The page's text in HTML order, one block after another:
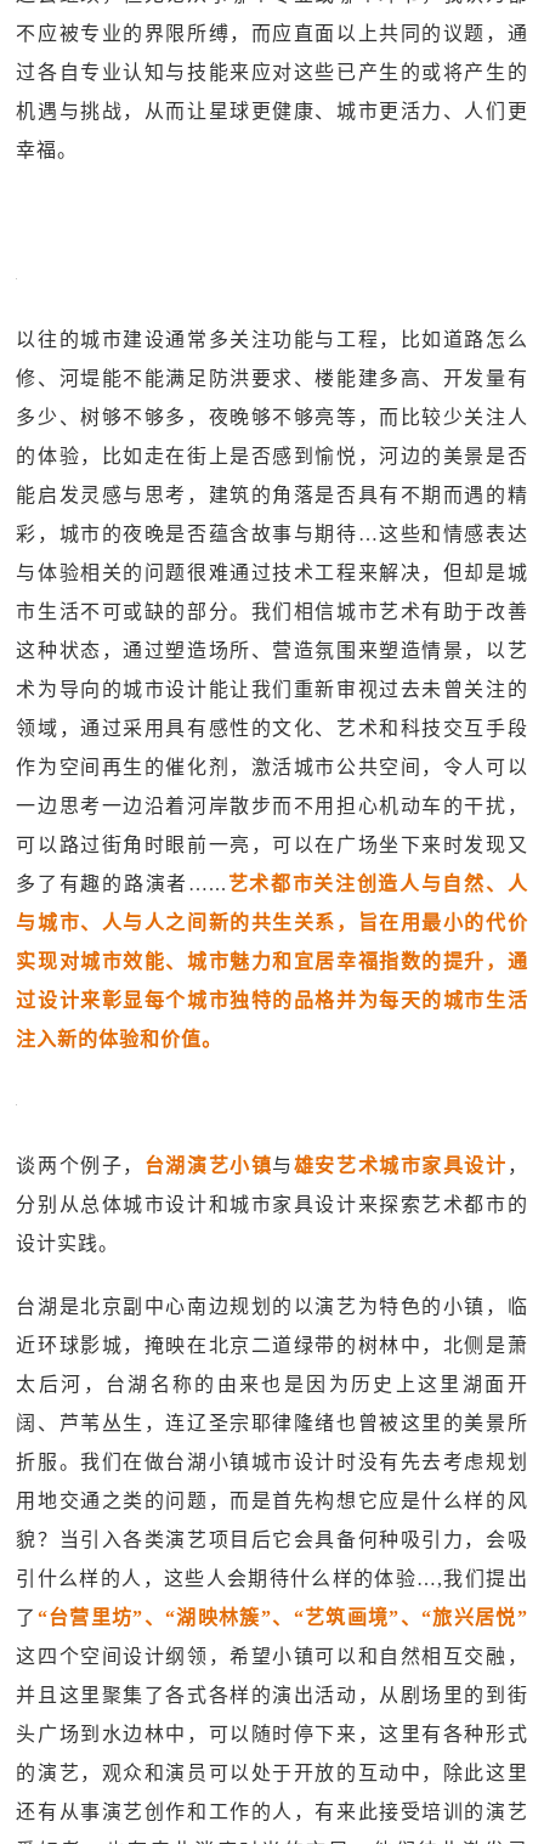
不应被专业的界限所缚，而应直面以上共同的议题，通
过各自专业认知与技能来应对这些已产生的或将产生的
机遇与挑战，从而让星球更健康、城市更活力、人们更
幸福。
以往的城市建设通常多关注功能与工程，比如道路怎么
修、河堤能不能满足防洪要求、楼能建多高、开发量有
多少、树够不够多，夜晚够不够亮等，而比较少关注人
的体验，比如走在街上是否感到愉悦，河边的美景是否
能启发灵感与思考，建筑的角落是否具有不期而遇的精
彩，城市的夜晚是否蕴含故事与期待…这些和情感表达
与体验相关的问题很难通过技术工程来解决，但却是城
市生活不可或缺的部分。我们相信城市艺术有助于改善
这种状态，通过塑造场所、营造氛围来塑造情景，以艺
术为导向的城市设计能让我们重新审视过去未曾关注的
领域，通过采用具有感性的文化、艺术和科技交互手段
作为空间再生的催化剂，激活城市公共空间，令人可以
一边思考一边沿着河岸散步而不用担心机动车的干扰，
可以路过街角时眼前一亮，可以在广场坐下来时发现又
多了有趣的路演者…... 艺术都市关注创造人与自然、人
与城市、人与人之间新的共生关系，旨在用最小的代价
实现对城市效能、城市魅力和宜居幸福指数的提升，通
过设计来彰显每个城市独特的品格并为每天的城市生活
注入新的体验和价值。
谈两个例子， 台湖演艺小镇与雄安艺术城市家具设计 ，
分别从总体城市设计和城市家具设计来探索艺术都市的
设计实践。
台湖是北京副中心南边规划的以演艺为特色的小镇，临
近环球影城，掩映在北京二道绿带的树林中，北侧是萧
太后河，台湖名称的由来也是因为历史上这里湖面开
阔、芦苇丛生，连辽圣宗耶律隆绪也曾被这里的美景所
折服。我们在做台湖小镇城市设计时没有先去考虑规划
用地交通之类的问题，而是首先构想它应是什么样的风
貌？当引入各类演艺项目后它会具备何种吸引力，会吸
引什么样的人，这些人会期待什么样的体验…,我们提出
了 “台营里坊”、“湖映林簇”、“艺筑画境”、“旅兴居悦”
这四个空间设计纲领，希望小镇可以和自然相互交融，
并且这里聚集了各式各样的演出活动，从剧场里的到街
头广场到水边林中，可以随时停下来，这里有各种形式
的演艺，观众和演员可以处于开放的互动中，除此这里
还有从事演艺创作和工作的人，有来此接受培训的演艺